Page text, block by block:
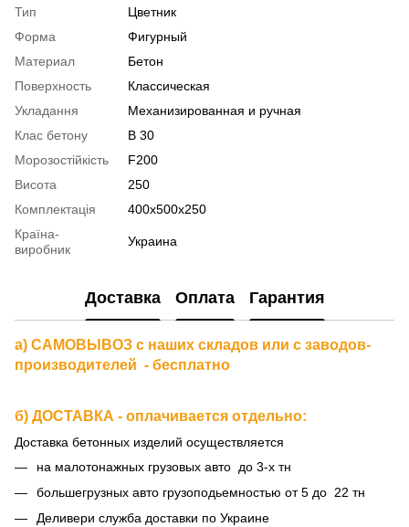
Тип
Цветник
Форма
Фигурный
Материал
Бетон
Поверхность
Классическая
Укладання
Механизированная и ручная
Клас бетону
В 30
Морозостійкість
F200
Висота
250
Комплектація
400х500х250
Країна-
виробник
Украина
Доставка Оплата Гарантия
а) САМОВЫВОЗ с наших складов или с заводов-
производителей - бесплатно
б) ДОСТАВКА - оплачивается отдельно:
Доставка бетонных изделий осуществляется
на малотонажных грузовых авто до 3-х тн
большегрузных авто грузоподьемностью от 5 до 22 тн
Деливери служба доставки по Украине